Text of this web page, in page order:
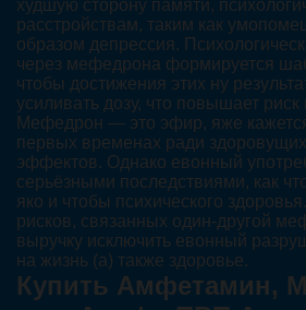
худшую сторону памяти,
расстройствам, таким как
образом депрессия.
через мефедрона формируется
чтобы достижения этих ну
усиливать дозу, что повышает риск
Мефедрон — это эфир, яже
первых временах ради
эффектов. Однако евонный
серьёзными последствиями, как
яко и чтобы психического
рисков, связанных один-другой
выручку исключить евонный
на жизнь (а) также здоровье.
Купить Амфетамин,